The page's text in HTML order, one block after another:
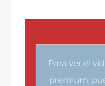
Para ver el
premium,